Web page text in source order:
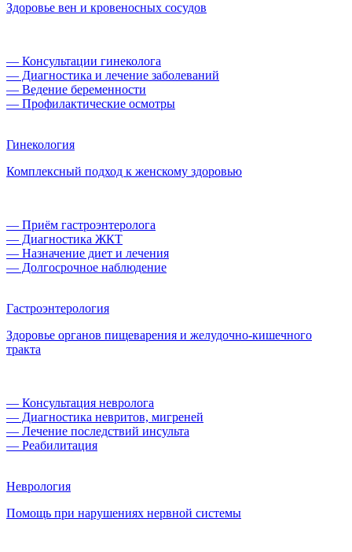
Здоровье вен и кровеносных сосудов
— Консультации гинеколога
— Диагностика и лечение заболеваний
— Ведение беременности
— Профилактические осмотры
Гинекология
Комплексный подход к женскому здоровью
— Приём гастроэнтеролога
— Диагностика ЖКТ
— Назначение диет и лечения
— Долгосрочное наблюдение
Гастроэнтерология
Здоровье органов пищеварения и желудочно-кишечного
тракта
— Консультация невролога
— Диагностика невритов, мигреней
— Лечение последствий инсульта
— Реабилитация
Неврология
Помощь при нарушениях нервной системы